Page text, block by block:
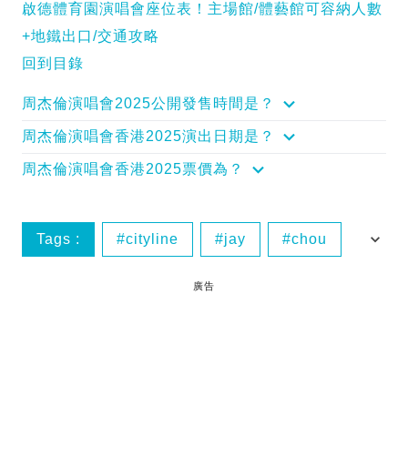
啟德體育園演唱會座位表！主場館/體藝館可容納人數
+地鐵出口/交通攻略
回到目錄
周杰倫演唱會2025公開發售時間是？
周杰倫演唱會香港2025演出日期是？
周杰倫演唱會香港2025票價為？
Tags : cityline jay chou
廣告